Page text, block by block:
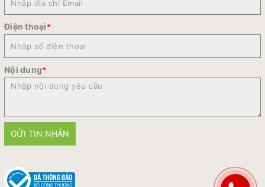
Điện thoại*
Nội dung*
GỬI TIN NHẮN